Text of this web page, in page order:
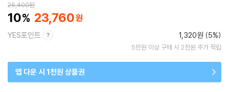
26,400원
10 23,760
YES포인트 1,320원 (5%)
5만원 이상 구매 시 2천원 추가 적립
앱 다운 시 1천원 상품권